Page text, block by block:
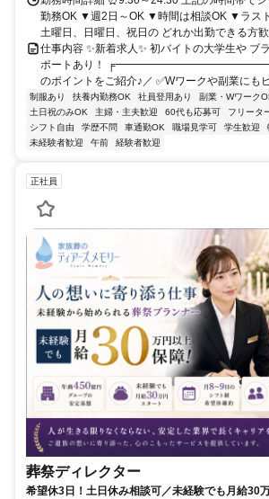
勤務OK ▼週2日～OK ▼時間は相談OK ▼ラス
土曜日、日曜日、祝日の どれか出勤できる方
仕事内容 ✨新着求人✨ 初バイトの大学生や ブ
ポートあり！
のポイントをご紹介♪／ ✅Wワークや副業にも
制服あり 扶養内勤務OK 社員登用あり 副業・Wワーク
土日祝のみOK
主婦・主夫歓迎 60代も応募可 フリータ
シフト自由
学歴不問 車通勤OK 職場見学可 学生歓迎
未経験者歓迎
午前 経験者歓迎
正社員
葬祭ディレクター
希望休3日！土日休み相談可／未経験でも月給30